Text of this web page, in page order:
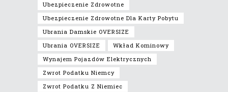
Ubezpieczenie Zdrowotne
Ubezpieczenie Zdrowotne Dla Karty Pobytu
Ubrania Damskie OVERSIZE
Ubrania OVERSIZE
Wkład Kominowy
Wynajem Pojazdów Elektrycznych
Zwrot Podatku Niemcy
Zwrot Podatku Z Niemiec